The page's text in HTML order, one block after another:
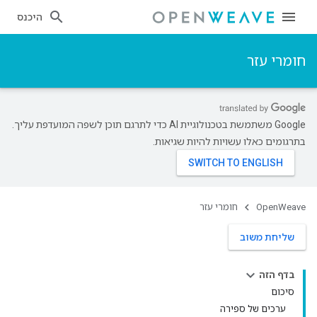
היכנס
חומרי עזר
‫Google משתמשת בטכנולוגיית AI כדי לתרגם תוכן לשפה המועדפת עליך.
בתרגומים כאלו עשויות להיות שגיאות.
OpenWeave חומרי עזר
שליחת משוב
בדף הזה
סיכום
ערכים של ספירה